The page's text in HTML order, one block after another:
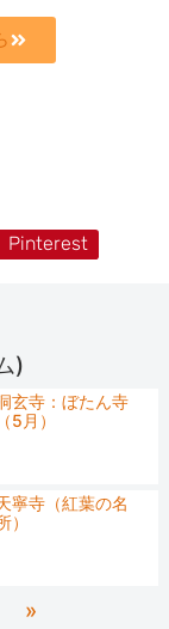
Pinterest
)
玄寺：ぼたん寺
（5月）
寧寺（紅葉の名
）
»